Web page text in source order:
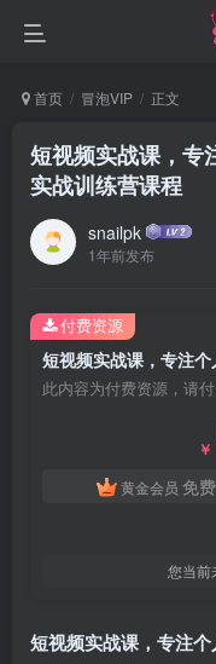
首页 冒泡VIP 正文
短视频实战课，专
实战训练营课程
snailpk
1年前发布
此内容为付费资源，请
￥
黄金会员 免费
您当前
付费资源
短视频实战课 ，专注